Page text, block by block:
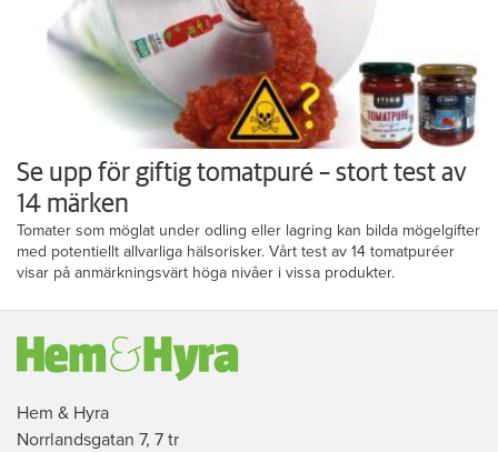
Se upp för giftig tomatpuré – stort test av
14 märken
Tomater som möglat under odling eller lagring kan bilda mögelgifter
med potentiellt allvarliga hälsorisker. Vårt test av 14 tomatpuréer
visar på anmärkningsvärt höga nivåer i vissa produkter.
Hem & Hyra
Norrlandsgatan 7, 7 tr